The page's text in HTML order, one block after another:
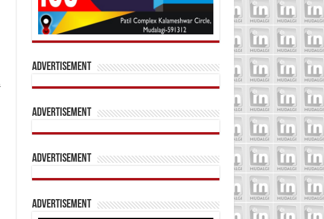
Advertisement
Advertisement
Advertisement
Advertisement